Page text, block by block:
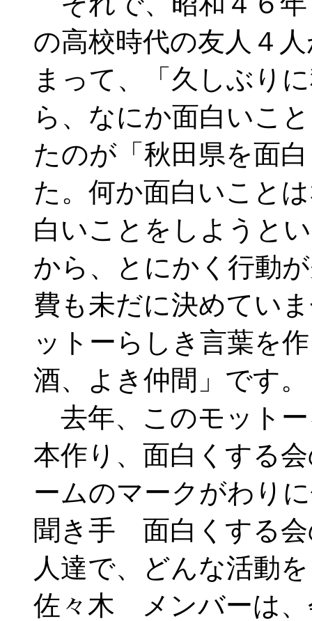
の高校時代の友人４
まって、「久しぶり
ら、なにか面白いこ
たのが「秋田県を面
た。何か面白いこと
白いことをしようと
から、とにかく行動
費も未だに決めてい
ットーらしき言葉を
酒、よき仲間」です。
去年、このモット
本作り、面白くする
ームのマークがわり
聞き手 面白くする会
人達で、どんな活動
佐々木 メンバーは、